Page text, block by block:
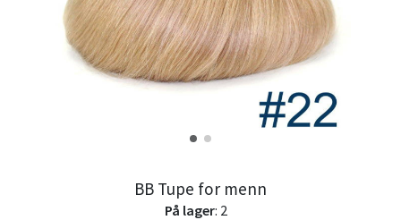
BB Tupe for menn
På lager: 2